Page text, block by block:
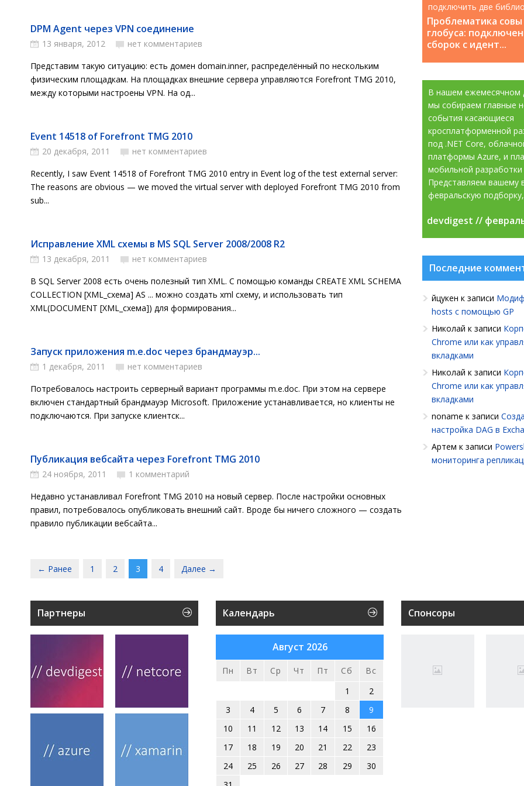
DPM Agent через VPN соединение
13 января, 2012
нет комментариев
Представим такую ситуацию: есть домен domain.inner, распределённый по нескольким
физическим площадкам. На площадках внешние сервера управляются Forefront TMG 2010,
между которыми настроены VPN. На од...
Event 14518 of Forefront TMG 2010
20 декабря, 2011
нет комментариев
Recently, I saw Event 14518 of Forefront TMG 2010 entry in Event log of the test external server:
The reasons are obvious — we moved the virtual server with deployed Forefront TMG 2010 from
sub...
Исправление XML схемы в MS SQL Server 2008/2008 R2
13 декабря, 2011
нет комментариев
В SQL Server 2008 есть очень полезный тип XML. C помощью команды CREATE XML SCHEMA
COLLECTION [XML_схема] AS ... можно создать xml схему, и использовать тип
XML(DOCUMENT [XML_схема]) для формирования...
Запуск приложения m.e.doc через брандмауэр...
1 декабря, 2011
нет комментариев
Потребовалось настроить серверный вариант программы m.e.doc. При этом на сервере
включен стандартный брандмауэр Microsoft. Приложение устанавливается, но клиенты не
подключаются. При запуске клиентск...
Публикация вебсайта через Forefront TMG 2010
24 ноября, 2011
1 комментарий
Недавно устанавливал Forefront TMG 2010 на новый сервер. После настройки основных
правил, потребовалось опубликовать внешний сайт. Вроде бы ничего сложного — создать
правило публикации вебсайта...
← Ранее 1 2 3 4 Далее →
Проблематика совы
глобуса:
сборок с идент...
подключить две
которые содержат
devdigest //
В нашем ежемесячном
мы собираем главные
события касающиеся
кросплатформенной
под .NET Core,
платформы Azure, и
мобильной разработки
Представляем вашему
февральскую
devdigest //
Последние
йцукен к записи
hosts с помощью GP
Николай к записи
Chrome или как
вкладками
Николай к записи
Chrome или как
вкладками
noname к записи
настройка DAG в
Артем к записи
мониторинга
Партнеры Календарь
Август 2026
Пн Вт Ср Чт Пт Сб
Вс
1
2
3
4 5 6 7 8
9
10
11 12 13 14 15
16
17
18 19 20 21 22
23
24
25 26 27 28 29
30
Спонсоры